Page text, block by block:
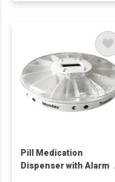
Pill Medication
Dispenser with Alarm